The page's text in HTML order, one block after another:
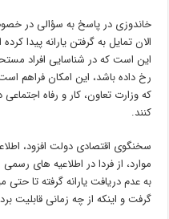
خاندوزی در پاسخ به سؤالی در
الان تمایل به گرفتن یارانه پیدا
این است که در شناسایی افراد
رخ داده باشد، این امکان فراهم
که وزارت تعاون، کار و رفاه
کنند.
سخنگوی اقتصادی دولت افزود،
موارد، از فردا در اطلاعیه های
به عدم دریافت یارانه گرفته تا
گرفت و اینکه از چه زمانی قابلیت